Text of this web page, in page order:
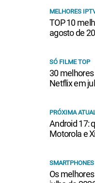
MELHORES
TOP 10
agosto de
SÓ FILME TOP
30
Netflix em
PRÓXIMA
Android 17:
Motorola e
SMARTPHONES
Os